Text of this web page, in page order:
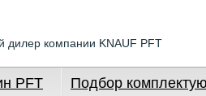
компании KNAUF PFT
PFT
Подбор